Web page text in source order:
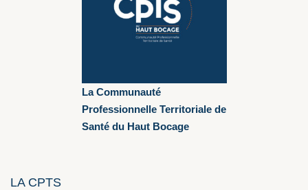
La Communauté
Professionnelle Territoriale de
Santé du Haut Bocage
LA CPTS